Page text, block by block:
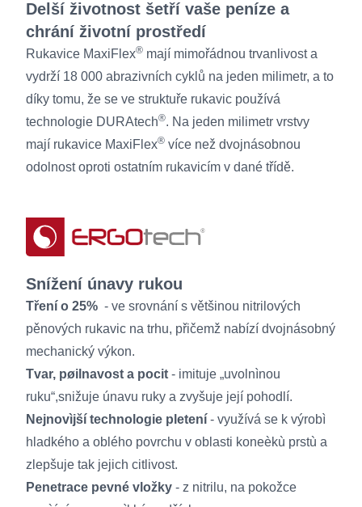
Delší životnost šetří vaše peníze a
chrání životní prostředí
Rukavice MaxiFlex® mají mimořádnou trvanlivost a
vydrží 18 000 abrazivních cyklů na jeden milimetr, a to
díky tomu, že se ve struktuře rukavic používá
technologie DURAtech®. Na jeden milimetr vrstvy
mají rukavice MaxiFlex® více než dvojnásobnou
odolnost oproti ostatním rukavicím v dané třídě.
Snížení únavy rukou
Tření o 25% - ve srovnání s většinou nitrilových
pěnových rukavic na trhu, přičemž nabízí dvojnásobný
mechanický výkon.
Tvar, pøilnavost a pocit - imituje „uvolnìnou
ruku“,snižuje únavu ruky a zvyšuje její pohodlí.
Nejnovìjší technologie pletení - využívá se k výrobì
hladkého a oblého povrchu v oblasti koneèkù prstù a
zlepšuje tak jejich citlivost.
Penetrace pevné vložky - z nitrilu, na pokožce